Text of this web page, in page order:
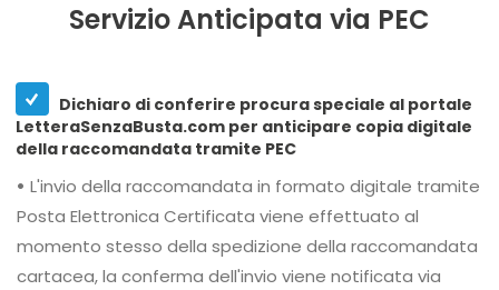
Servizio Anticipata via PEC
Dichiaro di conferire procura speciale al portale
LetteraSenzaBusta.com per anticipare copia digitale
della raccomandata tramite PEC
• L'invio della raccomandata in formato digitale tramite
Posta Elettronica Certificata viene effettuato al
momento stesso della spedizione della raccomandata
cartacea, la conferma dell'invio viene notificata via